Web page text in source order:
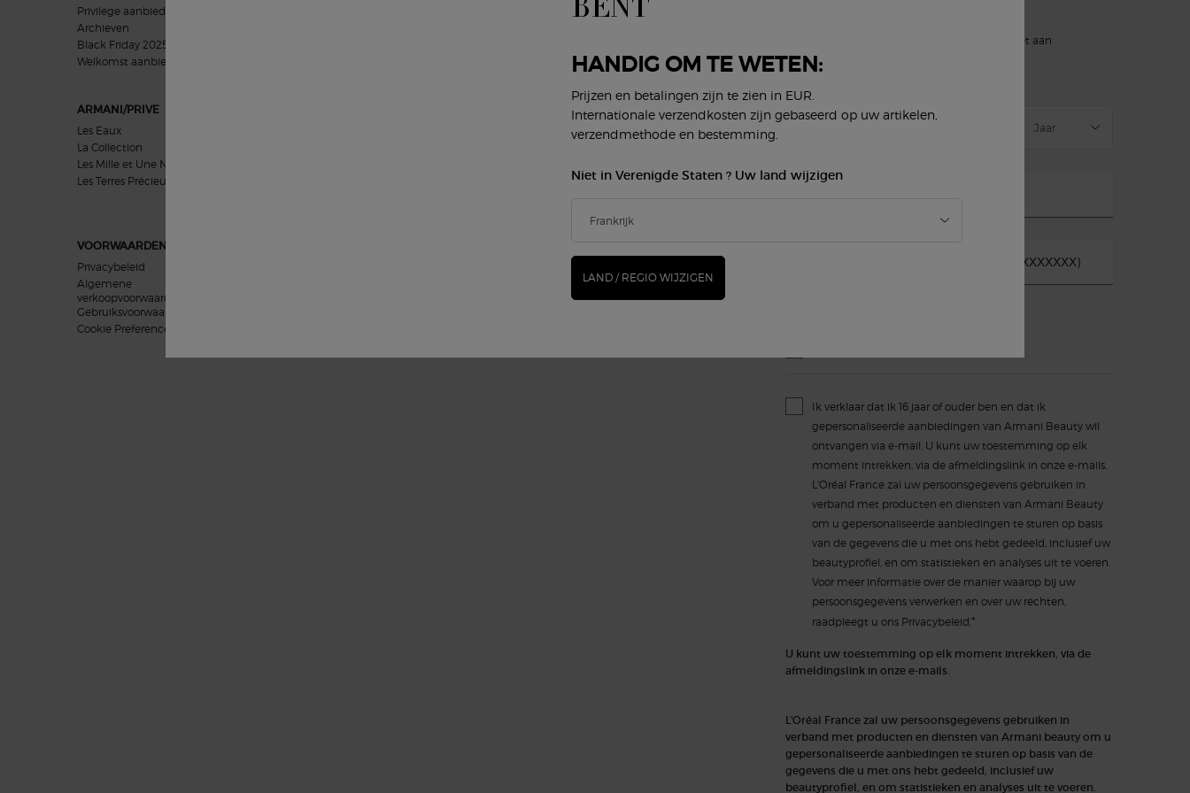
Privilege aanbieding
Archieven
Black Friday 2025
Welkomst aanbieding​
Damesgeur
ARMANI/PRIVE
Les Eaux
La Collection
Les Mille et Une Nuits
Les Terres Précieuses
KLANTENSERVICE
Neem contact op
Winkel zoeken
VOORWAARDEN
Privacybeleid
Algemene
verkoopvoorwaarden
Gebruiksvoorwaarden
Cookie Preferences
Geef ik liever niet aan
Mobiel telefoonnummer (Formaat 04XXXXXXXX)
Ik verklaar dat ik 16 jaar of ouder ben en dat ik
gepersonaliseerde aanbiedingen van Armani Beauty wil
ontvangen via e-mail. U kunt uw toestemming op elk
moment intrekken, via de afmeldingslink in onze e-mails.
L'Oréal France zal uw persoonsgegevens gebruiken in
verband met producten en diensten van Armani Beauty
om u gepersonaliseerde aanbiedingen te sturen op basis
van de gegevens die u met ons hebt gedeeld, inclusief uw
beautyprofiel, en om statistieken en analyses uit te voeren.
Voor meer informatie over de manier waarop bij uw
persoonsgegevens verwerken en over uw rechten,
raadpleegt u ons Privacybeleid.*
U kunt uw toestemming op elk moment intrekken, via de
afmeldingslink in onze e-mails.
L'Oréal France zal uw persoonsgegevens gebruiken in
verband met producten en diensten van Armani beauty om u
gepersonaliseerde aanbiedingen te sturen op basis van de
gegevens die u met ons hebt gedeeld, inclusief uw
beautyprofiel, en om statistieken en analyses uit te voeren.
HANDIG OM TE WETEN:
Prijzen en betalingen zijn te zien in EUR.
Internationale verzendkosten zijn gebaseerd op uw artikelen,
verzendmethode en bestemming.
Niet in Verenigde Staten ? Uw land wijzigen
LAND / REGIO WIJZIGEN